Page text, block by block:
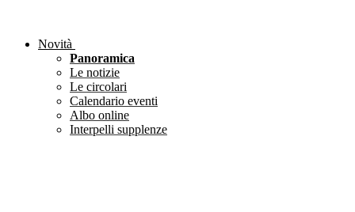
Novità
Panoramica
Le notizie
Le circolari
Calendario eventi
Albo online
Interpelli supplenze